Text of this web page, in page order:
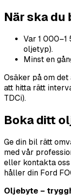
När ska du
Var 1
oljetyp).
Minst en
Osäker på om
att hitta rätt
TDCi).
Boka ditt
Ge din bil rätt
med vår
eller kontakta
håller din Ford
Oljebyte –